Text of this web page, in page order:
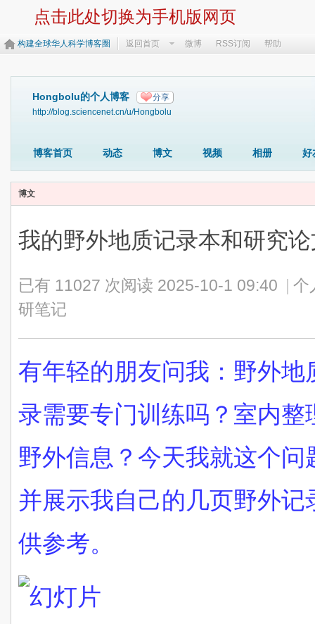
点击此处切换为手机版网页
构建全球华人科学博客圈 返回首页 微博 RSS订阅 帮助
Hongbolu的个人博客 分享
http://blog.sciencenet.cn/u/Hongbolu
博客首页 动态 博文 视频 相册 好
博文
我的野外地质记录本和研究
已有 11027 次阅读 2025-10-1 09:40
个
研笔记
有年轻的朋友问我：野外
录需要专门训练吗？室内
野外信息？今天我就这个
并展示我自己的几页野外记
供参考。